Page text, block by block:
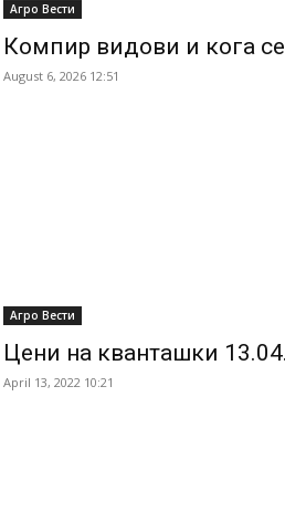
Агро Вести
Компир видови и кога
August 6, 2026 12:51
Агро Вести
Цени на кванташки
April 13, 2022 10:21